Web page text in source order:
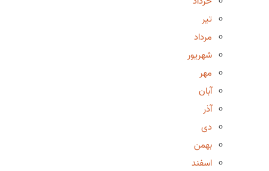
تیر
مرداد
شهریور
مهر
آبان
آذر
دی
بهمن
اسفند